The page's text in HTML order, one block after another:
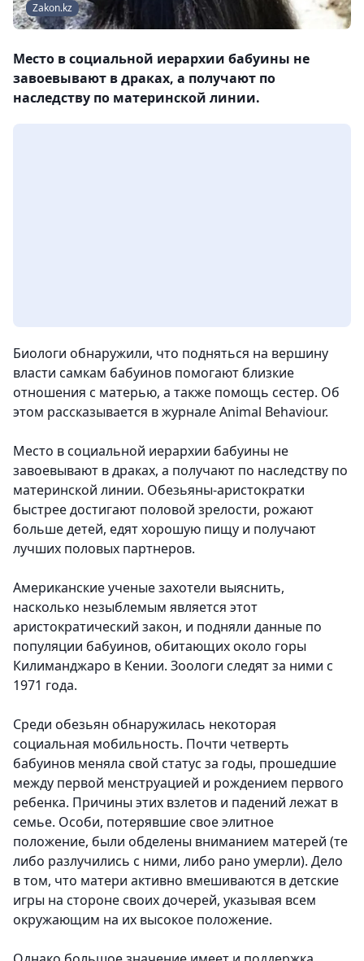
Zakon.kz
Место в социальной иерархии бабуины не
завоевывают в драках, а получают по
наследству по материнской линии.
Биологи обнаружили, что подняться на вершину
власти самкам бабуинов помогают близкие
отношения с матерью, а также помощь сестер. Об
этом рассказывается в журнале Animal Behaviour.
Место в социальной иерархии бабуины не
завоевывают в драках, а получают по наследству по
материнской линии. Обезьяны-аристократки
быстрее достигают половой зрелости, рожают
больше детей, едят хорошую пищу и получают
лучших половых партнеров.
Американские ученые захотели выяснить,
насколько незыблемым является этот
аристократический закон, и подняли данные по
популяции бабуинов, обитающих около горы
Килиманджаро в Кении. Зоологи следят за ними с
1971 года.
Среди обезьян обнаружилась некоторая
социальная мобильность. Почти четверть
бабуинов меняла свой статус за годы, прошедшие
между первой менструацией и рождением первого
ребенка. Причины этих взлетов и падений лежат в
семье. Особи, потерявшие свое элитное
положение, были обделены вниманием матерей (те
либо разлучились с ними, либо рано умерли). Дело
в том, что матери активно вмешиваются в детские
игры на стороне своих дочерей, указывая всем
окружающим на их высокое положение.